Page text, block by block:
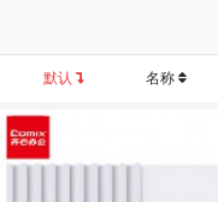
默认 名称